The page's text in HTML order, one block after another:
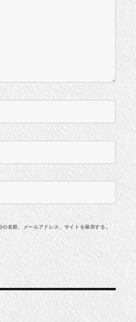
名前、メールアドレス、サイトを保存する。